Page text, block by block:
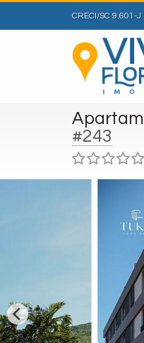
CRECI/SC 9.601-J
#243